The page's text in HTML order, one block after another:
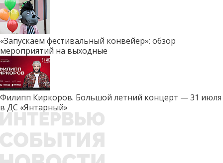
«Запускаем фестивальный конвейер»: обзор
мероприятий на выходные
Филипп Киркоров. Большой летний концерт — 31 июля
в ДС «Янтарный»